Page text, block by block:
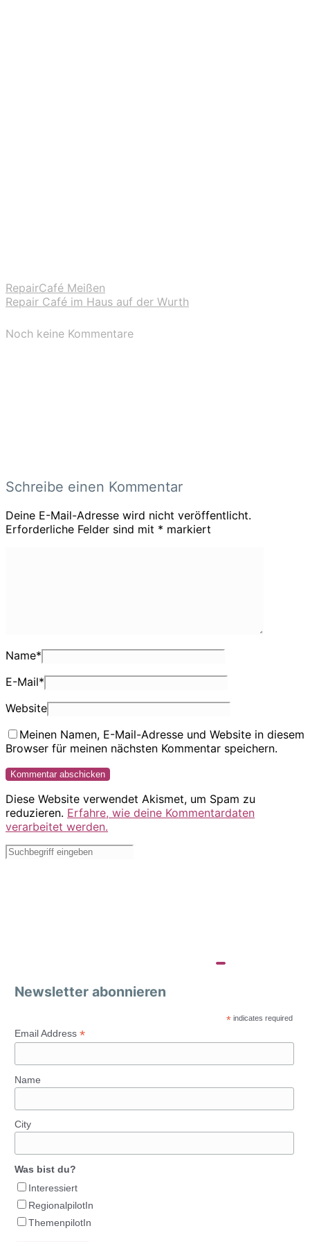
RepairCafé Meißen
Repair Café im Haus auf der Wurth
Noch keine Kommentare
Schreibe einen Kommentar
Deine E-Mail-Adresse wird nicht veröffentlicht.
Erforderliche Felder sind mit * markiert
Name*
E-Mail*
Website
Meinen Namen, E-Mail-Adresse und Website in diesem
Browser für meinen nächsten Kommentar speichern.
Diese Website verwendet Akismet, um Spam zu
reduzieren. Erfahre, wie deine Kommentardaten
verarbeitet werden.
Newsletter abonnieren
* indicates required
Email Address *
Name
City
Was bist du?
Interessiert
RegionalpilotIn
ThemenpilotIn